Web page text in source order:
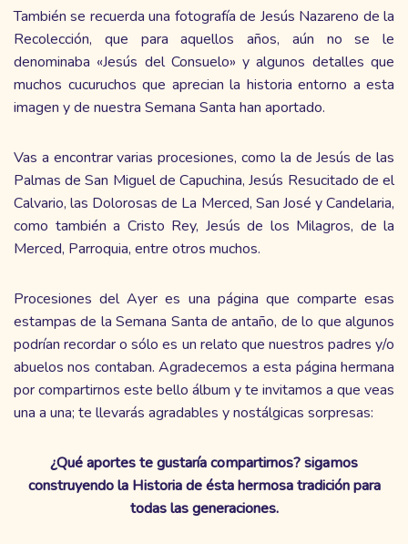
También se recuerda una fotografía de Jesús Nazareno de la
Recolección, que para aquellos años, aún no se le
denominaba «Jesús del Consuelo» y algunos detalles que
muchos cucuruchos que aprecian la historia entorno a esta
imagen y de nuestra Semana Santa han aportado.
Vas a encontrar varias procesiones, como la de Jesús de las
Palmas de San Miguel de Capuchina, Jesús Resucitado de el
Calvario, las Dolorosas de La Merced, San José y Candelaria,
como también a Cristo Rey, Jesús de los Milagros, de la
Merced, Parroquia, entre otros muchos.
Procesiones del Ayer es una página que comparte esas
estampas de la Semana Santa de antaño, de lo que algunos
podrían recordar o sólo es un relato que nuestros padres y/o
abuelos nos contaban. Agradecemos a esta página hermana
por compartirnos este bello álbum y te invitamos a que veas
una a una; te llevarás agradables y nostálgicas sorpresas:
¿Qué aportes te gustaría compartirnos? sigamos
construyendo la Historia de ésta hermosa tradición para
todas las generaciones.